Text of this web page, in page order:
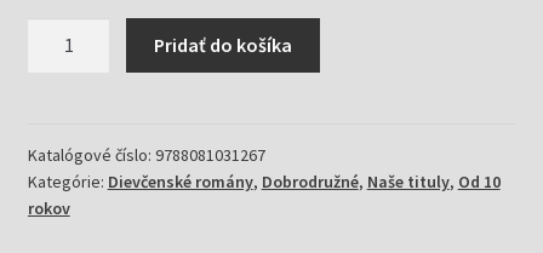
a
neskrotný
1.diel
Pridať do košíka
Katalógové číslo: 9788081031267
Kategórie: Dievčenské romány, Dobrodružné, Naše tituly, Od 10
rokov